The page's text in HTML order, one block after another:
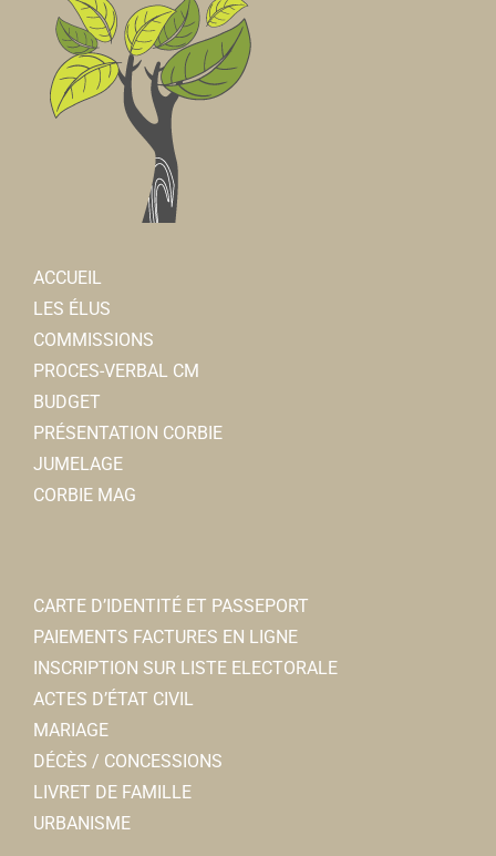
ACCUEIL
LES ÉLUS
COMMISSIONS
PROCES-VERBAL CM
BUDGET
PRÉSENTATION CORBIE
JUMELAGE
CORBIE MAG
CARTE D’IDENTITÉ ET PASSEPORT
PAIEMENTS FACTURES EN LIGNE
INSCRIPTION SUR LISTE ELECTORALE
ACTES D’ÉTAT CIVIL
MARIAGE
DÉCÈS / CONCESSIONS
LIVRET DE FAMILLE
URBANISME